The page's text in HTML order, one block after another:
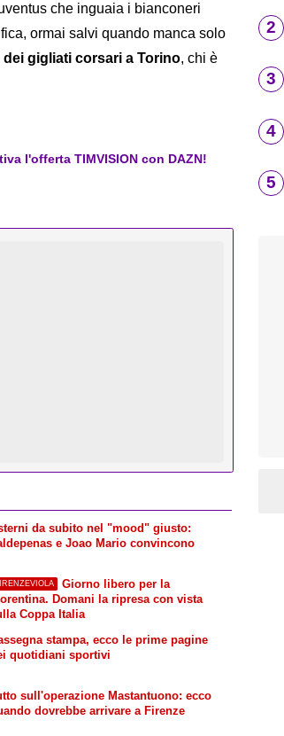
che inguaia i bianconeri
ormai salvi quando manca solo
dei gigliati corsari a Torino, chi è
l'offerta TIMVISION con DAZN!
da subito nel "mood" giusto:
e Joao Mario convincono
Giorno libero per la
Domani la ripresa con vista
Coppa Italia
stampa, ecco le prime pagine
quotidiani sportivi
sull'operazione Mastantuono: ecco
dovrebbe arrivare a Firenze
2
3
4
5